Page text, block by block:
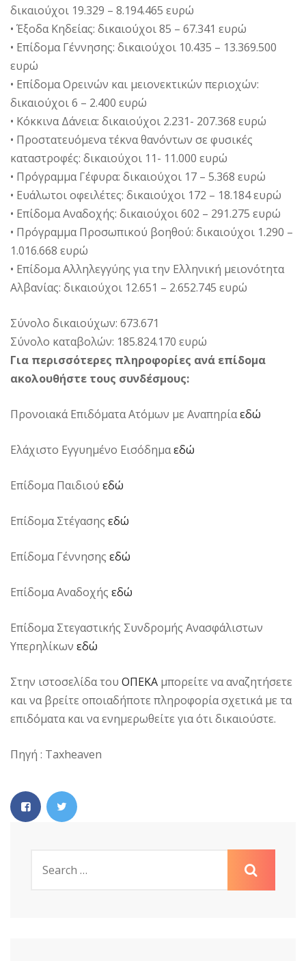
δικαιούχοι 19.329 – 8.194.465 ευρώ
• Έξοδα Κηδείας: δικαιούχοι 85 – 67.341 ευρώ
• Επίδομα Γέννησης: δικαιούχοι 10.435 – 13.369.500
ευρώ
• Επίδομα Ορεινών και μειονεκτικών περιοχών:
δικαιούχοι 6 – 2.400 ευρώ
• Κόκκινα Δάνεια: δικαιούχοι 2.231- 207.368 ευρώ
• Προστατευόμενα τέκνα θανόντων σε φυσικές
καταστροφές: δικαιούχοι 11- 11.000 ευρώ
• Πρόγραμμα Γέφυρα: δικαιούχοι 17 – 5.368 ευρώ
• Ευάλωτοι οφειλέτες: δικαιούχοι 172 – 18.184 ευρώ
• Επίδομα Αναδοχής: δικαιούχοι 602 – 291.275 ευρώ
• Πρόγραμμα Προσωπικού βοηθού: δικαιούχοι 1.290 –
1.016.668 ευρώ
• Επίδομα Αλληλεγγύης για την Ελληνική μειονότητα
Αλβανίας: δικαιούχοι 12.651 – 2.652.745 ευρώ
Σύνολο δικαιούχων: 673.671
Σύνολο καταβολών: 185.824.170 ευρώ
Για περισσότερες πληροφορίες ανά επίδομα
ακολουθήστε τους συνδέσμους:
Προνοιακά Επιδόματα Ατόμων με Αναπηρίαεδώ
Ελάχιστο Εγγυημένο Εισόδημαεδώ
Επίδομα Παιδιού εδώ
Επίδομα Στέγασης εδώ
Επίδομα Γέννησης εδώ
Επίδομα Αναδοχής εδώ
Επίδομα Στεγαστικής Συνδρομής Ανασφάλιστων
Υπερηλίκων εδώ
Στην ιστοσελίδα του ΟΠΕΚΑ μπορείτε να αναζητήσετε
και να βρείτε οποιαδήποτε πληροφορία σχετικά με τα
επιδόματα και να ενημερωθείτε για ότι δικαιούστε.
Πηγή : Taxheaven